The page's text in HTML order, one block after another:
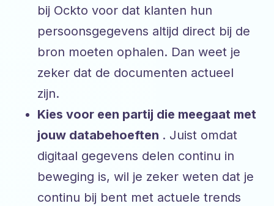
bij Ockto voor dat klanten hun
persoonsgegevens altijd direct bij de
bron moeten ophalen. Dan weet je
zeker dat de documenten actueel
zijn.
Kies voor een partij die meegaat met
jouw databehoeften . Juist omdat
digitaal gegevens delen continu in
beweging is, wil je zeker weten dat je
continu bij bent met actuele trends